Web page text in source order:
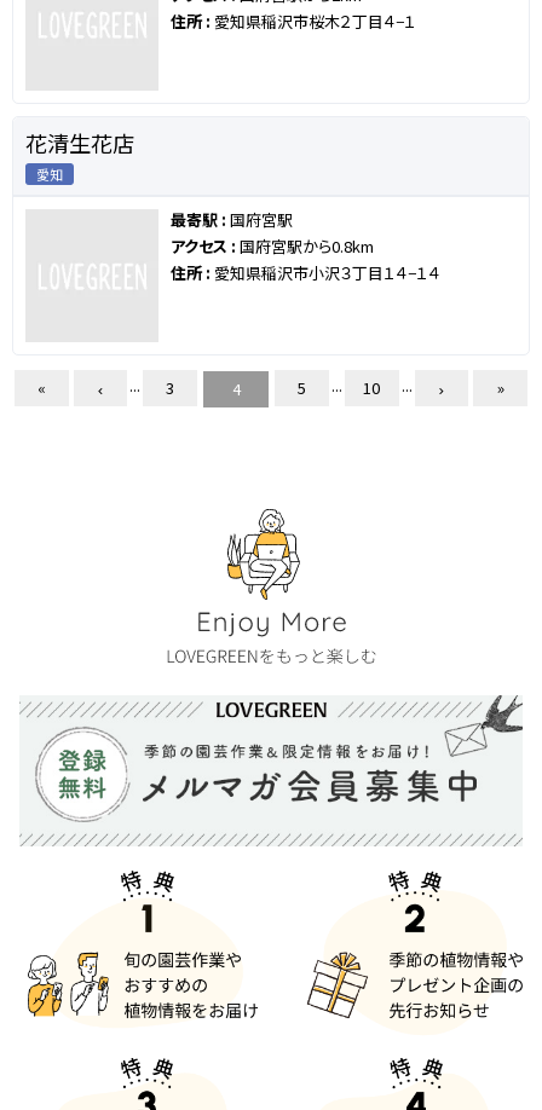
住所 : 愛知県稲沢市桜木２丁目４−１
花清生花店
愛知
最寄駅 : 国府宮駅
アクセス : 国府宮駅から0.8km
住所 : 愛知県稲沢市小沢３丁目１４−１４
« ... 3 4 5 ... 10 ... »